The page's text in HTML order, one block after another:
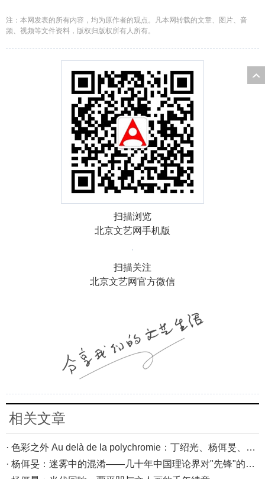
注：本网发表的所有内容，均为原作者的观点。凡本网转载的文章、图片、音
频、视频等文件资料，版权归版权所有人所有。
扫描浏览
北京文艺网手机版
扫描关注
北京文艺网官方微信
相关文章
· 色彩之外 Au delà de la polychromie：丁绍光、杨佴旻、Alain Cardenas·Castro巴黎展
· 杨佴旻：迷雾中的混淆——几十年中国理论界对"先锋"的误读，对创作的误导